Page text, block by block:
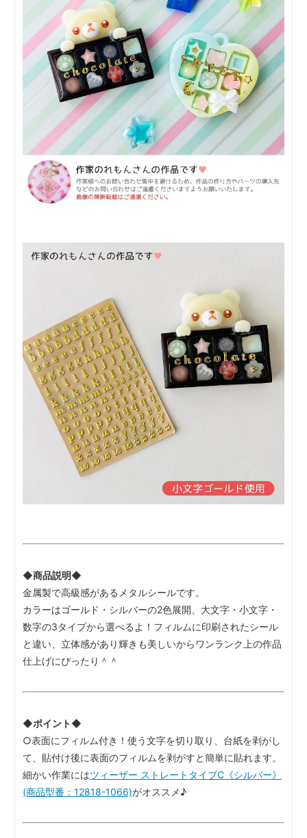
◆商品説明◆
金属製で高級感があるメタルシールです。
カラーはゴールド・シルバーの2色展開、大文字・小文字・
数字の3タイプから選べるよ！フィルムに印刷されたシール
と違い、立体感があり輝きも美しいからワンランク上の作品
仕上げにぴったり＾＾
◆ポイント◆
○表面にフィルム付き！使う文字を切り取り、台紙を剥がし
て、貼付け後に表面のフィルムを剥がすと簡単に貼れます。
細かい作業にはツィーザー ストレートタイプC《シルバー》
(商品型番：12818-1066)がオススメ♪